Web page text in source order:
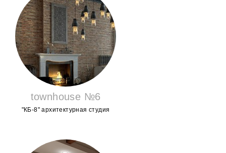
townhouse №6
"КБ-8" архитектурная студия